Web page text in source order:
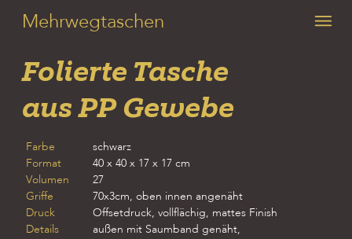
Mehrwegtaschen
Folierte Tasche
aus PP Gewebe
Farbe
schwarz
Format
40 x 40 x 17 x 17 cm
Volumen
27
Griffe
70x3cm, oben innen angenäht
Druck
Offsetdruck, vollflächig, mattes Finish
Details
außen mit Saumband genäht,